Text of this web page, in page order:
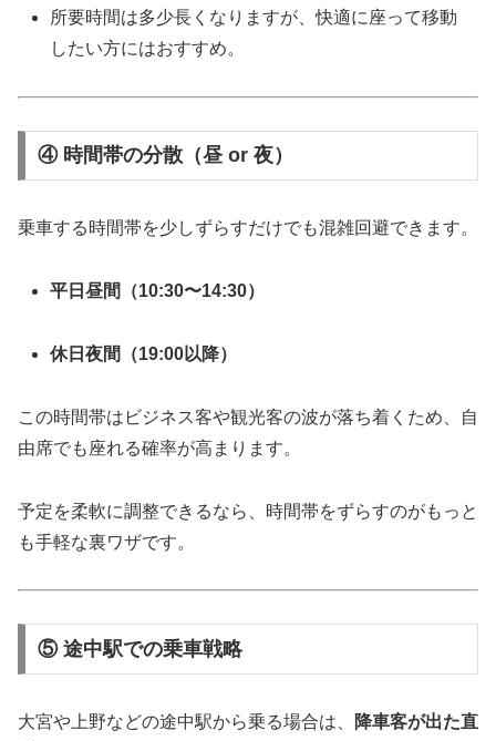
所要時間は多少長くなりますが、快適に座って移動
したい方にはおすすめ。
④ 時間帯の分散（昼 or 夜）
乗車する時間帯を少しずらすだけでも混雑回避できます。
平日昼間（10:30〜14:30）
休日夜間（19:00以降）
この時間帯はビジネス客や観光客の波が落ち着くため、自
由席でも座れる確率が高まります。
予定を柔軟に調整できるなら、時間帯をずらすのがもっと
も手軽な裏ワザです。
⑤ 途中駅での乗車戦略
大宮や上野などの途中駅から乗る場合は、
降車客が出た直